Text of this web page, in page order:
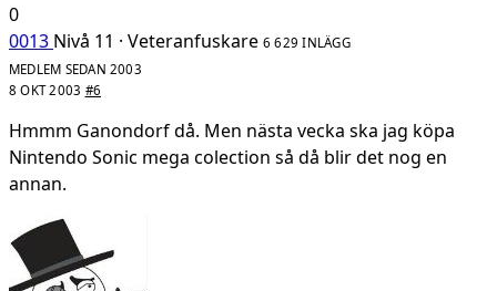
0
0013 Nivå 11 · Veteranfuskare 6 629 INLÄGG
MEDLEM SEDAN 2003
8 OKT 2003 #6
Hmmm Ganondorf då. Men nästa vecka ska jag köpa
Nintendo Sonic mega colection så då blir det nog en
annan.